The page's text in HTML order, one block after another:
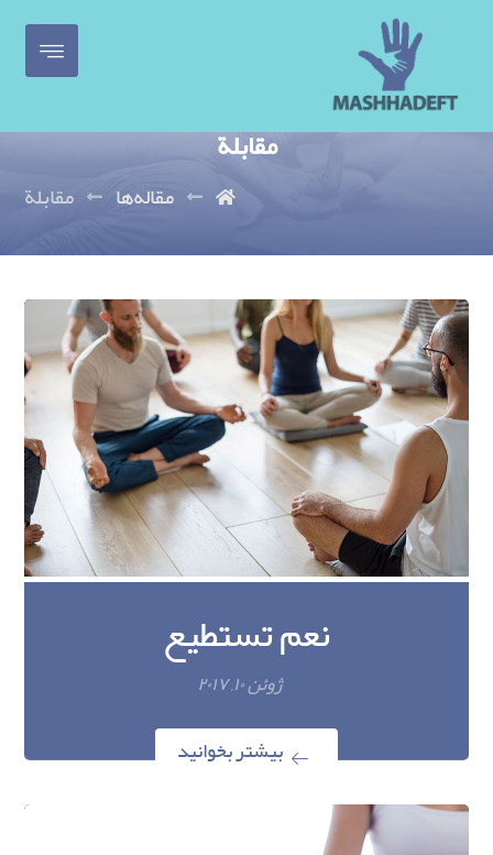
مقابلة
مقاله‌ها مقابلة
نعم تستطيع
ژوئن ۱۰, ۲۰۱۷
بیشتر بخوانید